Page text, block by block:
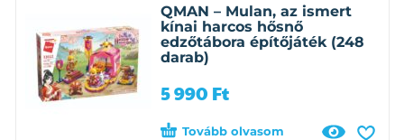
QMAN – Mulan, az ismert
kínai harcos hősnő
edzőtábora építőjáték (248
darab)
5 990 Ft
Tovább olvasom